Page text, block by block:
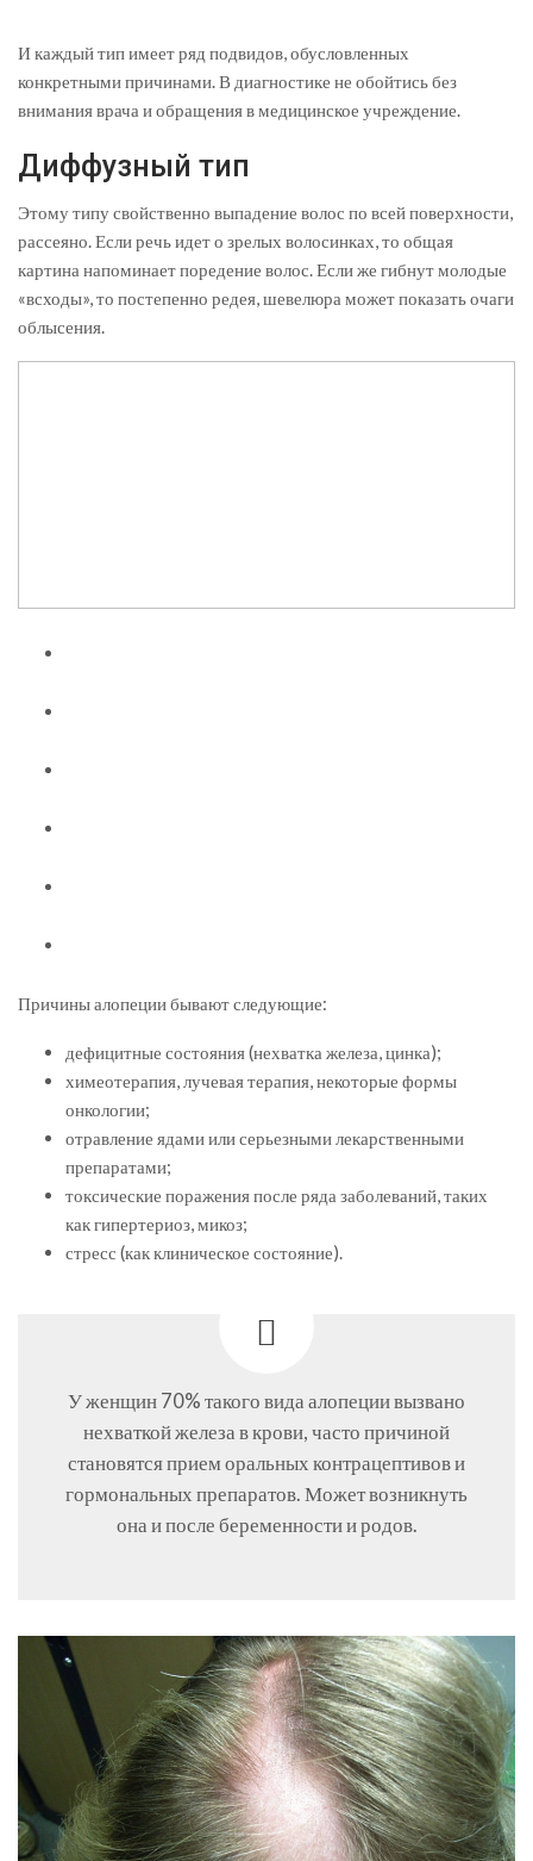
И каждый тип имеет ряд подвидов, обусловленных
конкретными причинами. В диагностике не обойтись без
внимания врача и обращения в медицинское учреждение.
Диффузный тип
Этому типу свойственно выпадение волос по всей поверхности,
рассеяно. Если речь идет о зрелых волосинках, то общая
картина напоминает поредение волос. Если же гибнут молодые
«всходы», то постепенно редея, шевелюра может показать очаги
облысения.
Причины алопеции бывают следующие:
дефицитные состояния (нехватка железа, цинка);
химеотерапия, лучевая терапия, некоторые формы
онкологии;
отравление ядами или серьезными лекарственными
препаратами;
токсические поражения после ряда заболеваний, таких
как гипертериоз, микоз;
стресс (как клиническое состояние).
У женщин 70% такого вида алопеции вызвано
нехваткой железа в крови, часто причиной
становятся прием оральных контрацептивов и
гормональных препаратов. Может возникнуть
она и после беременности и родов.